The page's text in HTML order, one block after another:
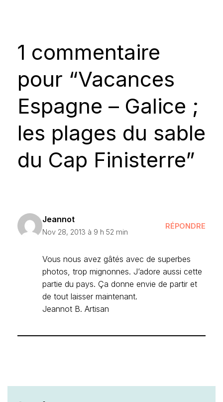
1 commentaire
pour “Vacances
Espagne – Galice ;
les plages du sable
du Cap Finisterre”
Jeannot
Nov 28, 2013 à 9 h 52 min
RÉPONDRE
Vous nous avez gâtés avec de superbes
photos, trop mignonnes. J’adore aussi cette
partie du pays. Ça donne envie de partir et
de tout laisser maintenant.
Jeannot B. Artisan